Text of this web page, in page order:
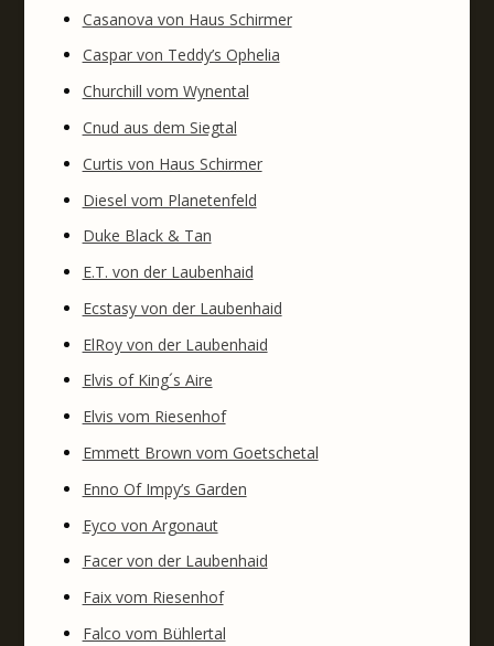
Casanova von Haus Schirmer
Caspar von Teddy’s Ophelia
Churchill vom Wynental
Cnud aus dem Siegtal
Curtis von Haus Schirmer
Diesel vom Planetenfeld
Duke Black & Tan
E.T. von der Laubenhaid
Ecstasy von der Laubenhaid
ElRoy von der Laubenhaid
Elvis of King´s Aire
Elvis vom Riesenhof
Emmett Brown vom Goetschetal
Enno Of Impy’s Garden
Eyco von Argonaut
Facer von der Laubenhaid
Faix vom Riesenhof
Falco vom Bühlertal